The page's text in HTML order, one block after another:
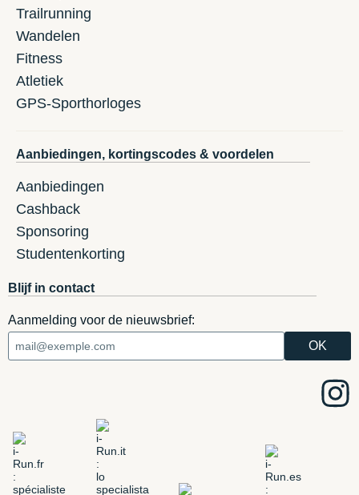
Trailrunning
Wandelen
Fitness
Atletiek
GPS-Sporthorloges
Aanbiedingen, kortingscodes & voordelen
Aanbiedingen
Cashback
Sponsoring
Studentenkorting
Blijf in contact
Aanmelding voor de nieuwsbrief: